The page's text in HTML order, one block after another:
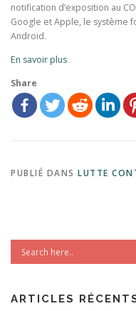
notification d’exposition au
Google et Apple, le système
Android.
En savoir plus
Share
PUBLIÉ DANS LUTTE
ARTICLES